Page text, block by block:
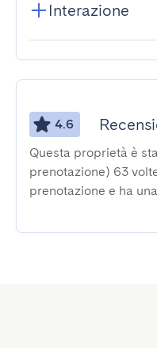
Interazione
4.6
Questa proprietà è
prenotazione) 63
prenotazione e ha